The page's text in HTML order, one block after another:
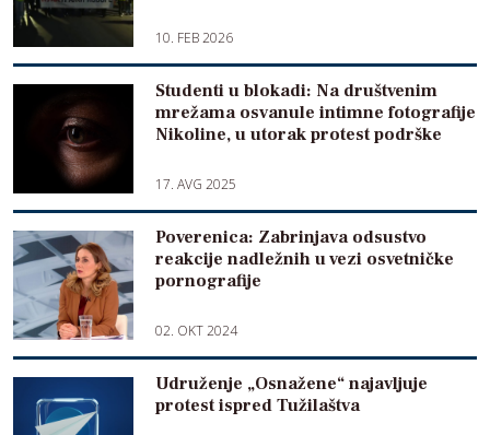
10. FEB 2026
Studenti u blokadi: Na društvenim
mrežama osvanule intimne fotografije
Nikoline, u utorak protest podrške
17. AVG 2025
Poverenica: Zabrinjava odsustvo
reakcije nadležnih u vezi osvetničke
pornografije
02. OKT 2024
Udruženje „Osnažene“ najavljuje
protest ispred Tužilaštva